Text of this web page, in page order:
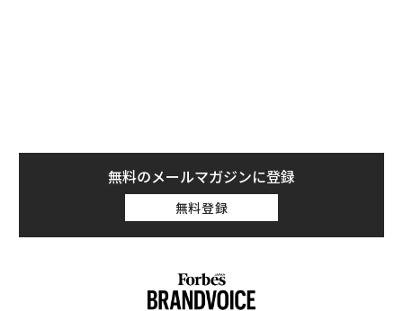
る。同社はラテンアメリカ、欧州、アジアでステーブル
コイン決済の試験運用を進めており、2025年末までに、
そのパイロットプログラムは年間換算で35億ドルを超え
る暗号資産決済を処理していた。かつて銀行が懐疑的に
無料のメールマガジンに登録
無料登録